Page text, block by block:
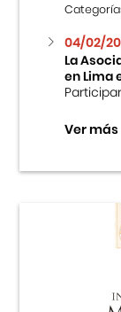
04/02/
La
en Lima
Ver más